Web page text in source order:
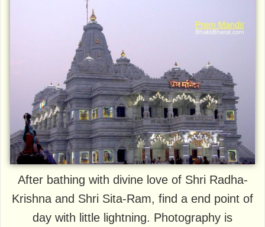
After bathing with divine love of Shri Radha-
Krishna and Shri Sita-Ram, find a end point of
day with little lightning. Photography is